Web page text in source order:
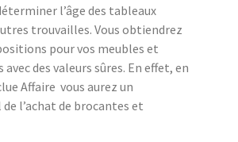
l’âge des tableaux
trouvailles. Vous obtiendrez
pour vos meubles et
des valeurs sûres. En effet, en
Affaire vous aurez un
l’achat de brocantes et